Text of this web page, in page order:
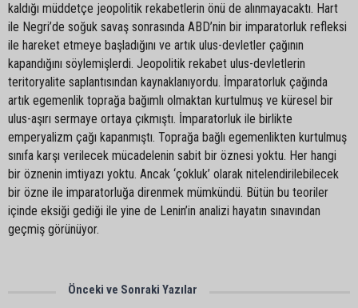
kaldığı müddetçe jeopolitik rekabetlerin önü de alınmayacaktı. Hart
ile Negri’de soğuk savaş sonrasında ABD’nin bir imparatorluk refleksi
ile hareket etmeye başladığını ve artık ulus-devletler çağının
kapandığını söylemişlerdi. Jeopolitik rekabet ulus-devletlerin
teritoryalite saplantısından kaynaklanıyordu. İmparatorluk çağında
artık egemenlik toprağa bağımlı olmaktan kurtulmuş ve küresel bir
ulus-aşırı sermaye ortaya çıkmıştı. İmparatorluk ile birlikte
emperyalizm çağı kapanmıştı. Toprağa bağlı egemenlikten kurtulmuş
sınıfa karşı verilecek mücadelenin sabit bir öznesi yoktu. Her hangi
bir öznenin imtiyazı yoktu. Ancak ‘çokluk’ olarak nitelendirilebilecek
bir özne ile imparatorluğa direnmek mümkündü. Bütün bu teoriler
içinde eksiği gediği ile yine de Lenin’in analizi hayatın sınavından
geçmiş görünüyor.
Önceki ve Sonraki Yazılar